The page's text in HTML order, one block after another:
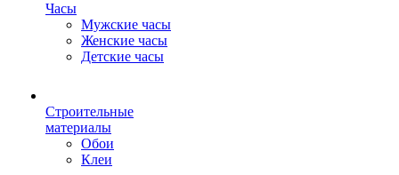
Часы
Мужские часы
Женские часы
Детские часы
Строительные
материалы
Обои
Клеи